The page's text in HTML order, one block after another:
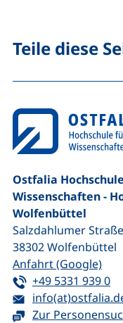
Teile diese
Ostfalia
Wissenschaften -
Wolfenbüttel
Salzdahlumer
38302Wolfenbüttel
Anfahrt (Google)
Tel:
+49 5331 939 0
E-Mail:
Zur